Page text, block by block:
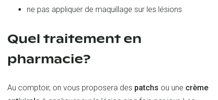
ne pas appliquer de maquillage sur les lésions
Quel traitement en
pharmacie?
Au comptoir, on vous proposera des patchs ou une crème